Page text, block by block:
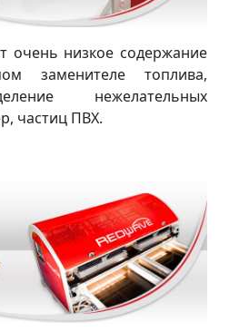
очень низкое содержание
заменителе топлива,
нежелательных
частиц ПВХ.